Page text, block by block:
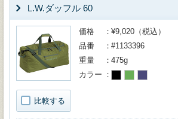
L.W.ダッフル 60
比較する
価格
¥9,020（税込）
品番
#1133396
重量
475g
カラー